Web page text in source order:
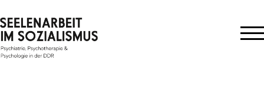
to
content